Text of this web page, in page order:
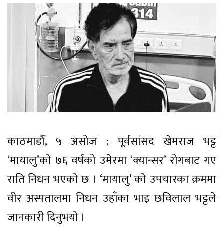
काठमाडौँ, ५ असोज : पूर्वसांसद खेमराज भट्ट
‘मायालु’को ७६ वर्षको उमेरमा ‘क्यान्सर’ रोगबाट गए
राति निधन भएको छ । ‘मायालु’ को उपचारका क्रममा
वीर अस्पतालमा निधन उहाँका भाइ छविलाल भट्टले
जानकारी दिनुभयो ।